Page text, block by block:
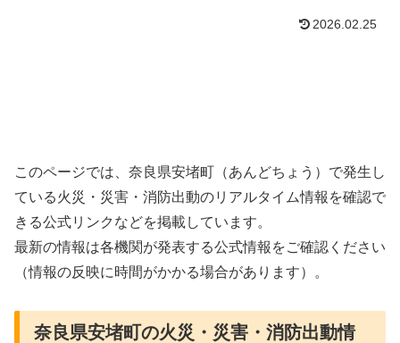
2026.02.25
このページでは、奈良県安堵町（あんどちょう）で発生し
ている火災・災害・消防出動のリアルタイム情報を確認で
きる公式リンクなどを掲載しています。
最新の情報は各機関が発表する公式情報をご確認ください
（情報の反映に時間がかかる場合があります）。
奈良県安堵町の火災・災害・消防出動情